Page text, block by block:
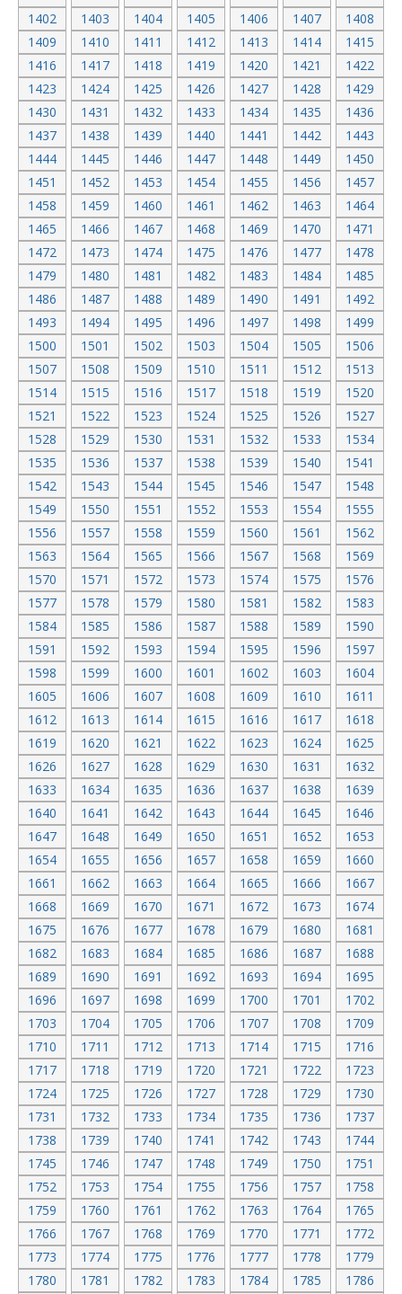
1402
1403 1404 1405 1406 1407
1408
1409
1410 1411 1412 1413 1414
1415
1416
1417 1418 1419 1420 1421
1422
1423
1424 1425 1426 1427 1428
1429
1430
1431 1432 1433 1434 1435
1436
1437
1438 1439 1440 1441 1442
1443
1444
1445 1446 1447 1448 1449
1450
1451
1452 1453 1454 1455 1456
1457
1458
1459 1460 1461 1462 1463
1464
1465
1466 1467 1468 1469 1470
1471
1472
1473 1474 1475 1476 1477
1478
1479
1480 1481 1482 1483 1484
1485
1486
1487 1488 1489 1490 1491
1492
1493
1494 1495 1496 1497 1498
1499
1500
1501 1502 1503 1504 1505
1506
1507
1508 1509 1510 1511 1512
1513
1514
1515 1516 1517 1518 1519
1520
1521
1522 1523 1524 1525 1526
1527
1528
1529 1530 1531 1532 1533
1534
1535
1536 1537 1538 1539 1540
1541
1542
1543 1544 1545 1546 1547
1548
1549
1550 1551 1552 1553 1554
1555
1556
1557 1558 1559 1560 1561
1562
1563
1564 1565 1566 1567 1568
1569
1570
1571 1572 1573 1574 1575
1576
1577
1578 1579 1580 1581 1582
1583
1584
1585 1586 1587 1588 1589
1590
1591
1592 1593 1594 1595 1596
1597
1598
1599 1600 1601 1602 1603
1604
1605
1606 1607 1608 1609 1610
1611
1612
1613 1614 1615 1616 1617
1618
1619
1620 1621 1622 1623 1624
1625
1626
1627 1628 1629 1630 1631
1632
1633
1634 1635 1636 1637 1638
1639
1640
1641 1642 1643 1644 1645
1646
1647
1648 1649 1650 1651 1652
1653
1654
1655 1656 1657 1658 1659
1660
1661
1662 1663 1664 1665 1666
1667
1668
1669 1670 1671 1672 1673
1674
1675
1676 1677 1678 1679 1680
1681
1682
1683 1684 1685 1686 1687
1688
1689
1690 1691 1692 1693 1694
1695
1696
1697 1698 1699 1700 1701
1702
1703
1704 1705 1706 1707 1708
1709
1710
1711 1712 1713 1714 1715
1716
1717
1718 1719 1720 1721 1722
1723
1724
1725 1726 1727 1728 1729
1730
1731
1732 1733 1734 1735 1736
1737
1738
1739 1740 1741 1742 1743
1744
1745
1746 1747 1748 1749 1750
1751
1752
1753 1754 1755 1756 1757
1758
1759
1760 1761 1762 1763 1764
1765
1766
1767 1768 1769 1770 1771
1772
1773
1774 1775 1776 1777 1778
1779
1780
1781 1782 1783 1784 1785
1786